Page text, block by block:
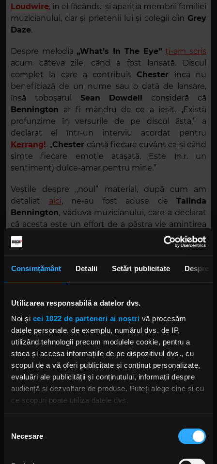
Consimțământ Detalii Setări publicitate Despre
Utilizarea responsabilă a datelor dvs.
Noi și cei 1022 de parteneri ai noștri vă procesăm
datele personale, de exemplu, numărul dvs. de IP,
utilizând tehnologii precum modulele cookie, pentru a
stoca și accesa informațiile de pe dispozitivul dvs., cu
scopul de a vă oferi publicitate și conținut personalizate,
evaluări ale publicității și conținutului, informații despre
audiență și dezvoltare de produse. Puteți alege cine și cu
ce scopuri poate utiliza datele dvs.
Să colectăm informațiile cu privire la locația dvs.
Să vă identificăm dispozitivul scanândul-l în mod
consimțământului
Necesare
Loudwire, în el făcându-și apariția membrii familiei
muzicianului, dar și prietenii lui și colegii din Grey
Daze.
Despre melodia„What’s In The Eye” ți-am scris
acum câteva zile, când a fost lansată. Discul
complet la care a contribuit Chester încă nu
beneficiază de un nume sau o dată de lansare,
însă toboșarul Sean Dowdell consideră că
Bennington ar fi mândru de ce a ieșit. „Există
profunzime în versurile de pe discul ăsta,” a
declarat el într-un interviu acordat pentru
Kerrang!. „Chester cântă fiecare cuvânt ca și când
simte fiecare emoție atașată. Este (n.r. un
sentiment) dulce-amar pentru mine.”
Veștile despre „noul” material, după cum am
detaliat aici, ne-au fost aduse de Talinda
Bennington, văduva muzicianului, care a declarat
că acesta este un effort de a păstra vie amintirea
lui.
Foto:Captură ecran
CHESTER BENNINGTON GREY DAZE TALINDA BENNINGTON